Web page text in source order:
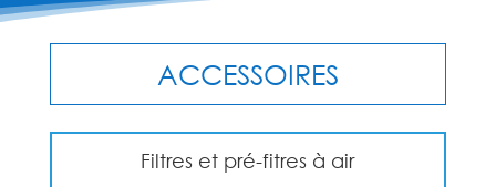
ACCESSOIRES
Filtres et pré-fitres à air